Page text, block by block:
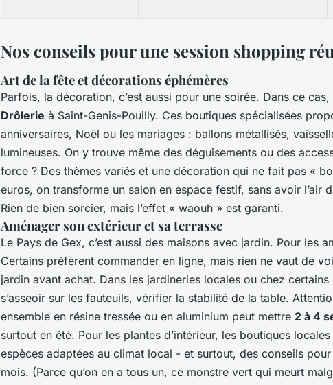
Nos conseils pour une session shopping
Art de la fête et décorations éphémères
Parfois, la décoration, c’est aussi pour une soirée. Dans ce
Drôlerie à Saint-Genis-Pouilly. Ces boutiques spécialisées
anniversaires, Noël ou les mariages : ballons métallisés,
lumineuses. On y trouve même des déguisements ou des
force ? Des thèmes variés et une décoration qui ne fait pas «
euros, on transforme un salon en espace festif, sans avoir l’air
Rien de bien sorcier, mais l’effet « waouh » est garanti.
Aménager son extérieur et sa terrasse
Le Pays de Gex, c’est aussi des maisons avec jardin. Pour les
Certains préfèrent commander en ligne, mais rien ne vaut de
jardin avant achat. Dans les jardineries locales ou chez
s’asseoir sur les fauteuils, vérifier la stabilité de la table.
ensemble en résine tressée ou en aluminium peut mettre 2 à 4
surtout en été. Pour les plantes d’intérieur, les boutiques
espèces adaptées au climat local - et surtout, des conseils
mois. (Parce qu’on en a tous un, ce monstre vert qui meurt